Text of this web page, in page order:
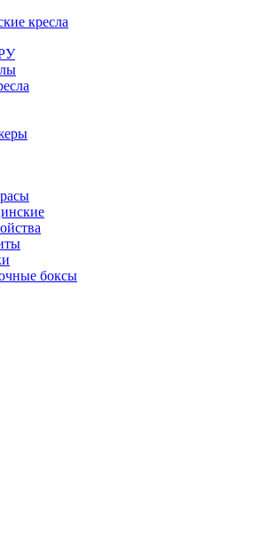
кресла
боксы